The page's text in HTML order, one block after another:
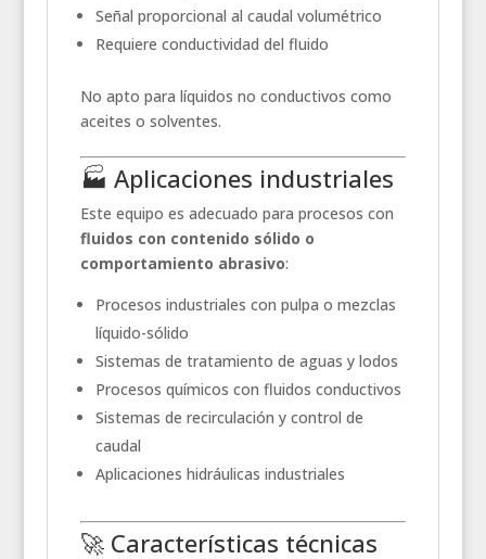
Señal proporcional al caudal volumétrico
Requiere conductividad del fluido
No apto para líquidos no conductivos como
aceites o solventes.
🏭 Aplicaciones industriales
Este equipo es adecuado para procesos con
fluidos con contenido sólido o
comportamiento abrasivo:
Procesos industriales con pulpa o mezclas
líquido-sólido
Sistemas de tratamiento de aguas y lodos
Procesos químicos con fluidos conductivos
Sistemas de recirculación y control de
caudal
Aplicaciones hidráulicas industriales
🚀 Características técnicas